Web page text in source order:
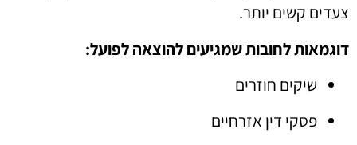
צעדים קשים יותר.
דוגמאות לחובות שמגיעים להוצאה לפועל:
שיקים חוזרים
פסקי דין אזרחיים